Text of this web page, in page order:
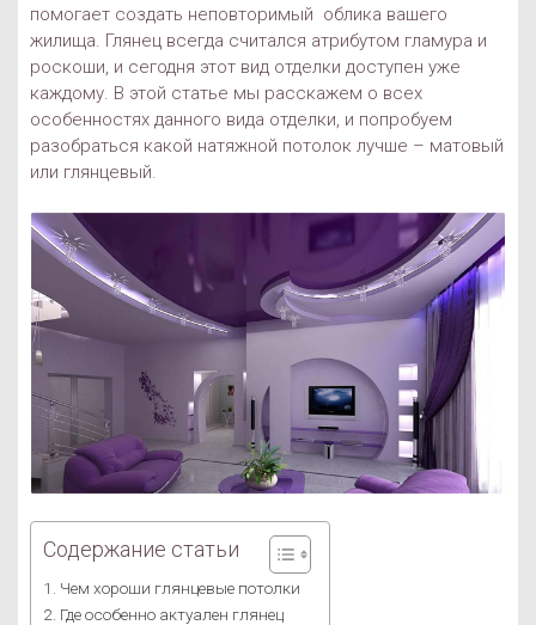
помогает создать неповторимый облика вашего
жилища. Глянец всегда считался атрибутом гламура и
роскоши, и сегодня этот вид отделки доступен уже
каждому. В этой статье мы расскажем о всех
особенностях данного вида отделки, и попробуем
разобраться какой натяжной потолок лучше – матовый
или глянцевый.
Содержание статьи
Чем хороши глянцевые потолки
Где особенно актуален глянец